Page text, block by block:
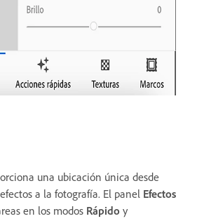
una ubicación única desde
a la fotografía. El panel Efectos
en los modos Rápido y